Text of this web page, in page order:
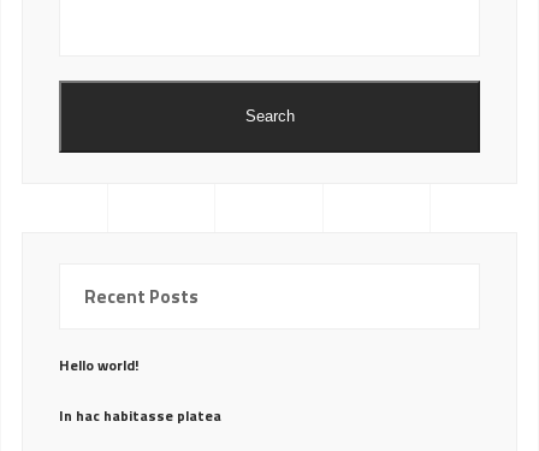
Search
Recent Posts
Hello world!
In hac habitasse platea